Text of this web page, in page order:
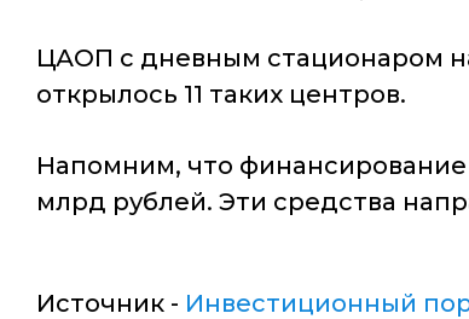
ЦАОП с дневным стационаром
открылось 11 таких центров.
Напомним, что финансирование
млрд рублей. Эти средства
Источник - Инвестиционный